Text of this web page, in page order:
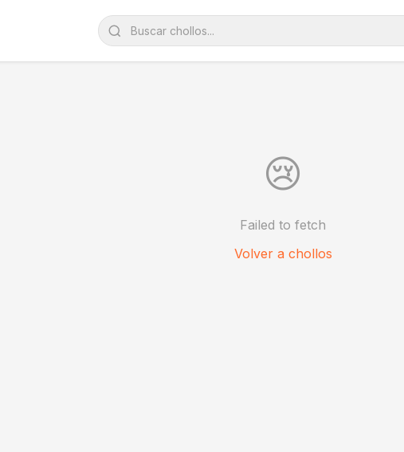
😢
Failed to fetch
Volver a chollos